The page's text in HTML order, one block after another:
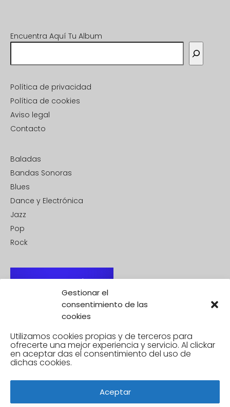
Gestionar el
consentimiento de las
cookies
Utilizamos cookies propias y de terceros para
ofrecerte una mejor experiencia y servicio. Al clickar
en aceptardas el consentimiento del uso de
dichas cookies.
Aceptar
Encuentra Aquí Tu Album
Política de privacidad
Política de cookies
Aviso legal
Contacto
Baladas
Bandas Sonoras
Blues
Dance y Electrónica
Jazz
Pop
Rock